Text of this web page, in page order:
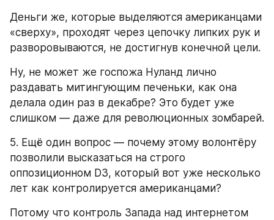
Деньги же, которые выделяются американцами
«сверху», проходят через цепочку липких рук и
разворовываются, не достигнув конечной цели.
Ну, не может же госпожа Нуланд лично
раздавать митингующим печеньки, как она
делала один раз в декабре? Это будет уже
слишком — даже для революционных зомбарей.
5. Ещё один вопрос — почему этому волонтёру
позволили высказаться на строго
оппозиционном D3, который вот уже несколько
лет как контролируется американцами?
Потому что контроль Запада над интернетом